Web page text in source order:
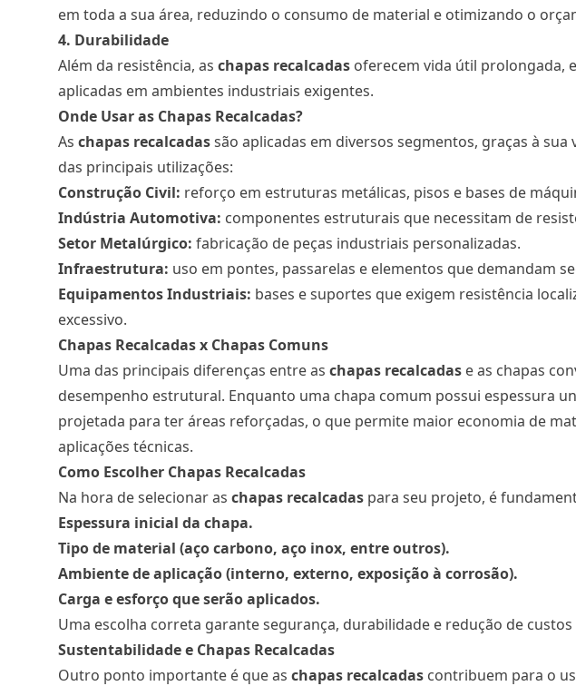
em toda a sua área, reduzindo o consumo de material e otimizando o
4. Durabilidade
Além da resistência, as chapas recalcadas oferecem vida útil prolongada,
aplicadas em ambientes industriais exigentes.
Onde Usar as Chapas Recalcadas?
As chapas recalcadassão aplicadas em diversos segmentos, graças à
das principais utilizações:
Construção Civil: reforço em estruturas metálicas, pisos e bases de
Indústria Automotiva: componentes estruturais que necessitam de
Setor Metalúrgico: fabricação de peças industriais personalizadas.
Infraestrutura: uso em pontes, passarelas e elementos que demandam
Equipamentos Industriais: bases e suportes que exigem resistência
excessivo.
Chapas Recalcadas x Chapas Comuns
Uma das principais diferenças entre as chapas recalcadas e as chapas
desempenho estrutural. Enquanto uma chapa comum possui espessura
projetada para ter áreas reforçadas, o que permite maior economia de
aplicações técnicas.
Como Escolher Chapas Recalcadas
Na hora de selecionar as chapas recalcadas para seu projeto, é
Espessura inicial da chapa.
Tipo de material (aço carbono, aço inox, entre outros).
Ambiente de aplicação (interno, externo, exposição à corrosão).
Carga e esforço que serão aplicados.
Uma escolha correta garante segurança, durabilidade e redução de
Sustentabilidade e Chapas Recalcadas
Outro ponto importante é que as chapas recalcadas contribuem para o